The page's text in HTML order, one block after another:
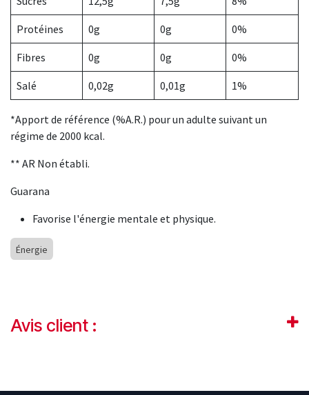
Protéines 0g 0g 0%
Fibres 0g 0g 0%
Salé 0,02g 0,01g 1%
*Apport de référence (%A.R.) pour un adulte suivant un
régime de 2000 kcal.
** AR Non établi.
Guarana
Favorise l'énergie mentale et physique.
Énergie
Avis client :